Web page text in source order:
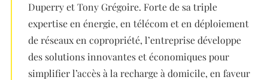
Duperry et Tony Grégoire. Forte de sa triple
expertise en énergie, en télécom et en déploiement
de réseaux en copropriété, l’entreprise développe
des solutions innovantes et économiques pour
simplifier l’accès à la recharge à domicile, en faveur